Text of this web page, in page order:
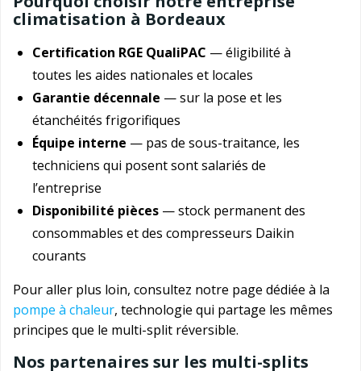
climatisation à Bordeaux
Certification RGE QualiPAC — éligibilité à
toutes les aides nationales et locales
Garantie décennale — sur la pose et les
étanchéités frigorifiques
Équipe interne — pas de sous-traitance, les
techniciens qui posent sont salariés de
l’entreprise
Disponibilité pièces — stock permanent des
consommables et des compresseurs Daikin
courants
Pour aller plus loin, consultez notre page dédiée à la
pompe à chaleur, technologie qui partage les mêmes
principes que le multi-split réversible.
Nos partenaires sur les multi-splits